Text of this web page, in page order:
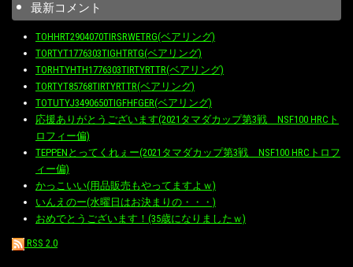
最新コメント
TOHHRT2904070TIRSRWETRG(ベアリング)
TORTYT1776303TIGHTRTG(ベアリング)
TORHTYHTH1776303TIRTYRTTR(ベアリング)
TORTYT85768TIRTYRTTR(ベアリング)
TOTUTYJ3490650TIGFHFGER(ベアリング)
応援ありがとうございます(2021タマダカップ第3戦 NSF100 HRCト
ロフィー偏)
TEPPENとってくれぇー(2021タマダカップ第3戦 NSF100 HRCトロフ
ィー偏)
かっこいい(用品販売もやってますよｗ)
いんえのー(水曜日はお決まりの・・・)
おめでとうございます！(35歳になりましたｗ)
RSS 2.0